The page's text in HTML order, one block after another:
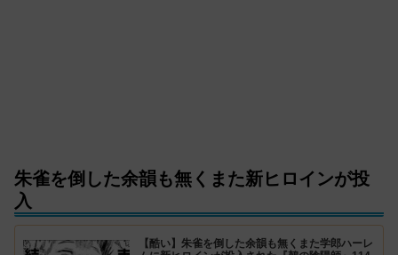
朱雀を倒した余韻も無くまた新ヒロインが投
入
【酷い】朱雀を倒した余韻も無くまた学郎ハーレ